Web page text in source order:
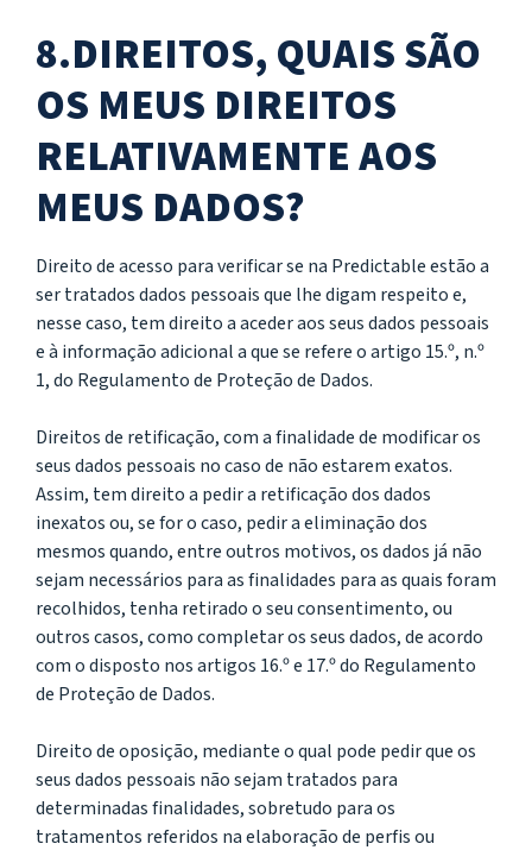
8.DIREITOS, QUAIS SÃO
OS MEUS DIREITOS
RELATIVAMENTE AOS
MEUS DADOS?
Direito de acesso para verificar se na Predictable estão a
ser tratados dados pessoais que lhe digam respeito e,
nesse caso, tem direito a aceder aos seus dados pessoais
e à informação adicional a que se refere o artigo 15.º, n.º
1, do Regulamento de Proteção de Dados.
Direitos de retificação, com a finalidade de modificar os
seus dados pessoais no caso de não estarem exatos.
Assim, tem direito a pedir a retificação dos dados
inexatos ou, se for o caso, pedir a eliminação dos
mesmos quando, entre outros motivos, os dados já não
sejam necessários para as finalidades para as quais foram
recolhidos, tenha retirado o seu consentimento, ou
outros casos, como completar os seus dados, de acordo
com o disposto nos artigos 16.º e 17.º do Regulamento
de Proteção de Dados.
Direito de oposição, mediante o qual pode pedir que os
seus dados pessoais não sejam tratados para
determinadas finalidades, sobretudo para os
tratamentos referidos na elaboração de perfis ou